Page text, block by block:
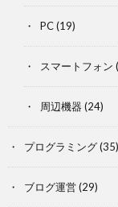
PC(19)
スマートフォン
周辺機器 (24)
プログラミング(35)
ブログ運営(29)